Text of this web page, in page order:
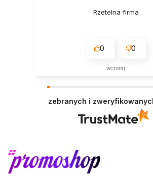
Rzetelna firma
0 0
wczoraj
zebranych i